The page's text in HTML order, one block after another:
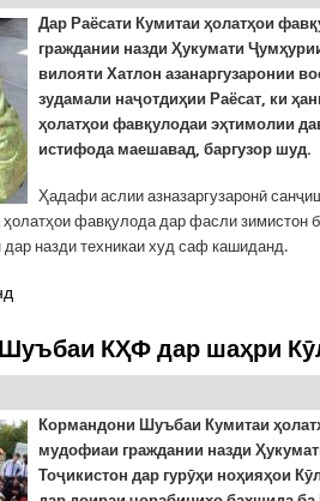
Дар Раёсати Кумитаи ҳолатҳои
граждании назди Ҳукумати
вилояти Хатлон азанаргузаронии
зудамали наҷотдиҳии Раёсат, ки
ҳолатҳои фавқулодаи эҳтимолии
истифода маешавад, баргузор шуд.
Ҳадафи аслии азназаргузаронӣ
фавқулода дар фасли зимистон
назди техникаи худ саф кашиданд.
техникаи наҷот дар Раёсати Хатлон
Шуъбаи КҲФ дар шаҳри
Кормандони Шуъбаи Кумитаи
мудофиаи граждании назди
Тоҷикистон дар гурӯҳи ноҳияҳои